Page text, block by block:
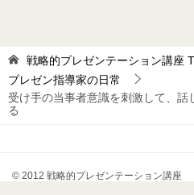
戦略的プレゼンテーション講座
プレゼン指導家の日常
受け手の当事者意識を刺激して、話
る
© 2012 戦略的プレゼンテーション講座